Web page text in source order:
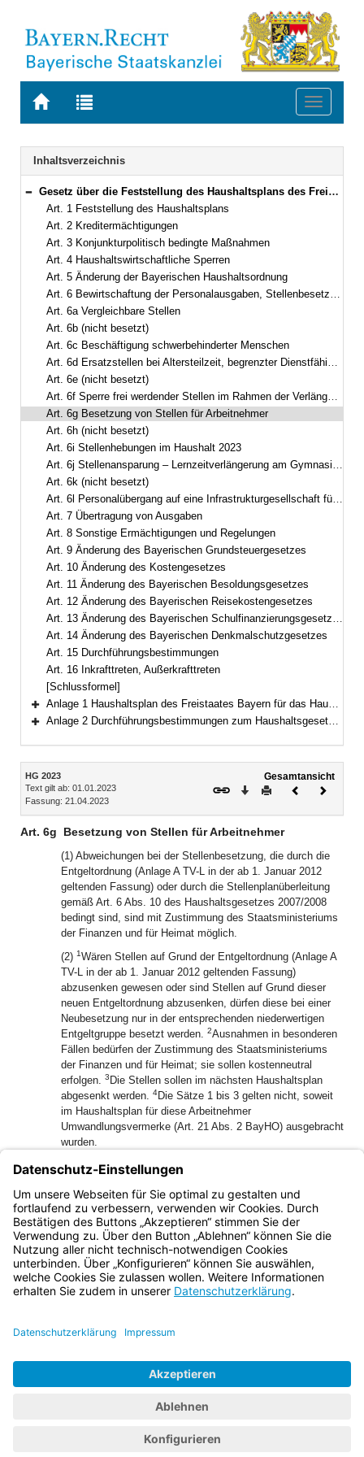
Zur
BAYERN.RECHT
Zur
letzten
Suche
Toggle
Navigation
Inhaltsverzeichnis
Bereich reduzieren
Gesetz über die Feststellung des Haushaltsplans des Freistaates Bayern für das Haushaltsjahr 2023 (Haushaltsgesetz 2023 – HG 2023) Vom 21. April 2023 (GVBl. S. 128) BayRS 630-2-25-F (Art. 1–16)
Art. 1 Feststellung des Haushaltsplans
Art. 2 Kreditermächtigungen
Art. 3 Konjunkturpolitisch bedingte Maßnahmen
Art. 4 Haushaltswirtschaftliche Sperren
Art. 5 Änderung der Bayerischen Haushaltsordnung
Art. 6 Bewirtschaftung der Personalausgaben, Stellenbesetzung
Art. 6a Vergleichbare Stellen
Art. 6b (nicht besetzt)
Art. 6c Beschäftigung schwerbehinderter Menschen
Art. 6d Ersatzstellen bei Altersteilzeit, begrenzter Dienstfähigkeit und bei Arbeitszeitmodellen
Art. 6e (nicht besetzt)
Art. 6f Sperre frei werdender Stellen im Rahmen der Verlängerung der Arbeitszeit der Arbeitnehmer
Art. 6g Besetzung von Stellen für Arbeitnehmer
Art. 6h (nicht besetzt)
Art. 6i Stellenhebungen im Haushalt 2023
Art. 6j Stellenansparung – Lernzeitverlängerung am Gymnasium
Art. 6k (nicht besetzt)
Art. 6l Personalübergang auf eine Infrastrukturgesellschaft für Autobahnen und andere Bundesstraßen
Art. 7 Übertragung von Ausgaben
Art. 8 Sonstige Ermächtigungen und Regelungen
Art. 9 Änderung des Bayerischen Grundsteuergesetzes
Art. 10 Änderung des Kostengesetzes
Art. 11 Änderung des Bayerischen Besoldungsgesetzes
Art. 12 Änderung des Bayerischen Reisekostengesetzes
Art. 13 Änderung des Bayerischen Schulfinanzierungsgesetzes
Art. 14 Änderung des Bayerischen Denkmalschutzgesetzes
Art. 15 Durchführungsbestimmungen
Art. 16 Inkrafttreten, Außerkrafttreten
[Schlussformel]
Bereich erweitern
Anlage 1 Haushaltsplan des Freistaates Bayern für das Haushaltsjahr 2023Gesamtplan
Anlage 2 Durchführungsbestimmungen zum Haushaltsgesetz 2023 (DBestHG 2023)
Inhalt
HG 2023
Text gilt ab: 01.01.2023
Fassung: 21.04.2023
Gesamtansicht
Download
DruckenVorheriges
Art. 6g Besetzung von Stellen für Arbeitnehmer
(1) Abweichungen bei der Stellenbesetzung, die durch die
Entgeltordnung (Anlage A TV-L in der ab 1. Januar 2012
geltenden Fassung) oder durch die Stellenplanüberleitung
gemäß Art. 6 Abs. 10 des Haushaltsgesetzes 2007/2008
bedingt sind, sind mit Zustimmung des Staatsministeriums
der Finanzen und für Heimat möglich.
(2) 1Wären Stellen auf Grund der Entgeltordnung (Anlage A
TV-L in der ab 1. Januar 2012 geltenden Fassung)
abzusenken gewesen oder sind Stellen auf Grund dieser
neuen Entgeltordnung abzusenken, dürfen diese bei einer
Neubesetzung nur in der entsprechenden niederwertigen
Entgeltgruppe besetzt werden. 2Ausnahmen in besonderen
Fällen bedürfen der Zustimmung des Staatsministeriums
der Finanzen und für Heimat; sie sollen kostenneutral
erfolgen. 3 Die Stellen sollen im nächsten Haushaltsplan
abgesenkt werden. 4Die Sätze 1 bis 3 gelten nicht, soweit
im Haushaltsplan für diese Arbeitnehmer
Umwandlungsvermerke (Art. 21 Abs. 2 BayHO) ausgebracht
wurden.
(3) Die Abs. 1 und 2 gelten nur für Stellen, die gemäß Art.
6 Abs. 1 Satz 1 der Stellenbindung unterliegen oder für
verbindlich erklärt wurden.2Art. 6 Abs. 1 und 3 bleibt
unberührt.
Bayern.de
BayernPortal
Impressum